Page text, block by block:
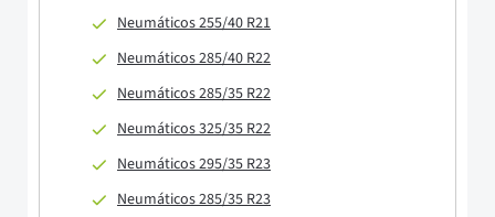
Neumáticos 255/40 R21
Neumáticos 285/40 R22
Neumáticos 285/35 R22
Neumáticos 325/35 R22
Neumáticos 295/35 R23
Neumáticos 285/35 R23